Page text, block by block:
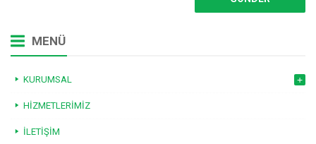
MENÜ
KURUMSAL
HIZMETLERIMIZ
İLETIŞIM